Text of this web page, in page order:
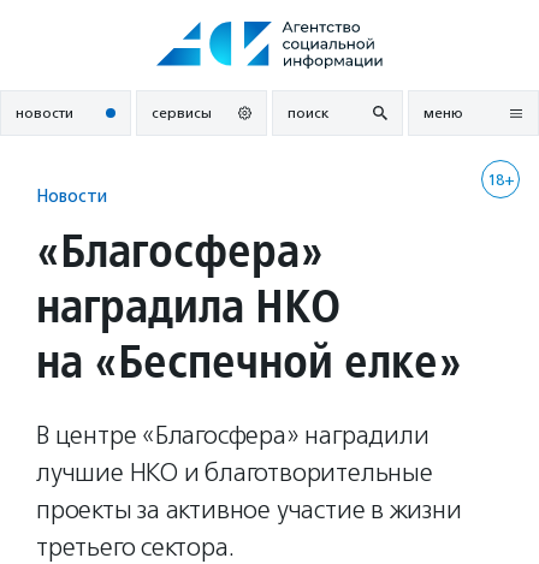
новости сервисы поиск меню
18+
Новости
«Благосфера»
наградила НКО
на «Беспечной елке»
В центре «Благосфера» наградили
лучшие НКО и благотворительные
проекты за активное участие в жизни
третьего сектора.